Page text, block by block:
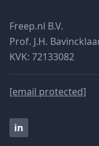
Freep.nl B.V.
Prof. J.H.
KVK: 72133082
[email protected]
in